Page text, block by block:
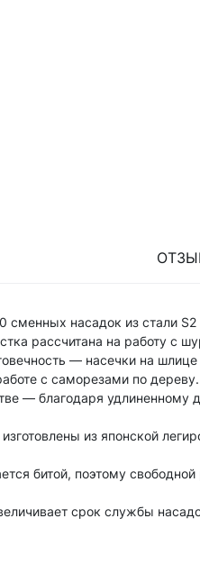
сменных насадок из стали
рассчитана на работу с
— насечки на
с саморезами по дереву.
— благодаря
из японской
битой, поэтому
срок службы